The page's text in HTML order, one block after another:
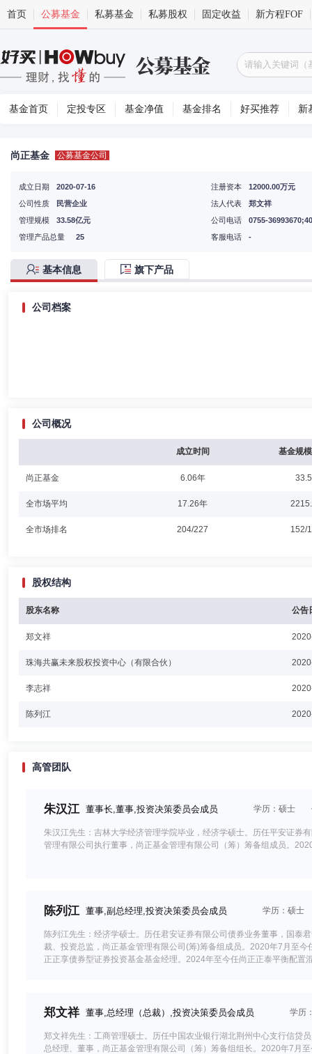
首页 公募基金 私募基金 私募股权 固定收益 新方程FOF
基金首页 定投专区 基金净值 基金排名 好买推荐 新
尚正基金 公募基金公司
成立日期
2020-07-16
公司性质
民营企业
注册资本
12000.00万元
法人代表
郑文祥
管理规模
33.58亿元
管理产品总量
25
公司电话
0755-
客服电话
-
基本信息 旗下产品
公司档案
公司概况
成立时间 基金规
尚正基金 6.06年
全市场平均 17.26年
全市场排名 204/227 152/
股权结构
股东名称 公告
郑文祥
珠海共赢未来股权投资中心（有限合伙）
李志祥
陈列江
高管团队
朱汉江 董事长,董事,投资决策委员会成员 学历：硕士
朱汉江先生：吉林大学经济管理学院毕业，经济学硕士。历任平安证券
管理有限公司执行董事，尚正基金管理有限公司（筹）筹备组成员。
陈列江 董事,副总经理,投资决策委员会成员 学历：硕士
陈列江先生：经济学硕士。历任君安证券有限公司债券业务董事，国泰
裁、投资总监，尚正基金管理有限公司(筹)筹备组成员。2020年7月至
正正享债券型证券投资基金基金经理。2024年至今任尚正正泰平衡配置
郑文祥 董事,总经理（总裁）,投资决策委员会成员 学历
郑文祥先生：工商管理硕士。历任中国农业银行湖北荆州中心支行信贷
总经理、董事，尚正基金管理有限公司（筹）筹备组组长。2020年7月